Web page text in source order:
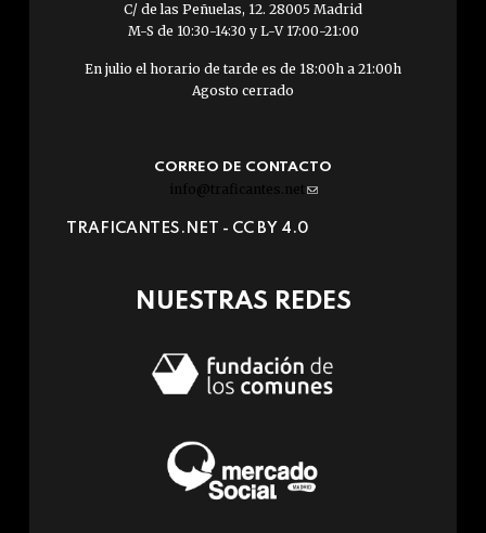
C/ de las Peñuelas, 12. 28005 Madrid
M-S de 10:30-14:30 y L-V 17:00-21:00
En julio el horario de tarde es de 18:00h a 21:00h
Agosto cerrado
CORREO DE CONTACTO
info@traficantes.net (link
e-
TRAFICANTES.NET - CC BY 4.0
NUESTRAS REDES